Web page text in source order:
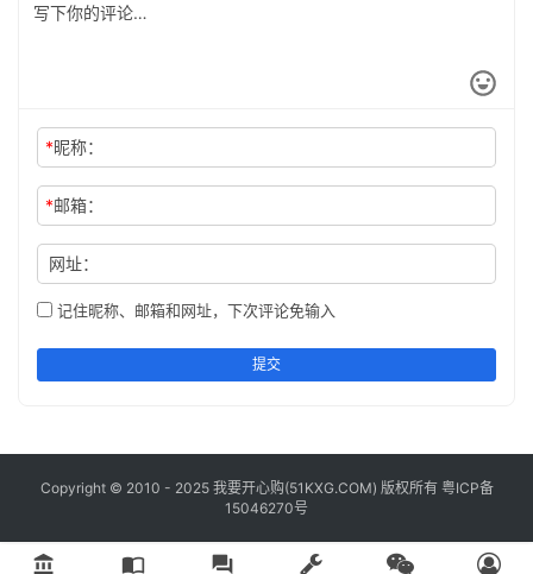
5、快速将数字以“万”为单位显示
选中数字区域-设置单元格 格式-自定义-0！.0,"万"
*昵称：
*邮箱：
网址：
记住昵称、邮箱和网址，下次评论免输入
提交
Copyright © 2010 - 2025 我要开心购(51KXG.COM) 版权所有 粤ICP备
15046270号
account_balance import_contacts question_answer